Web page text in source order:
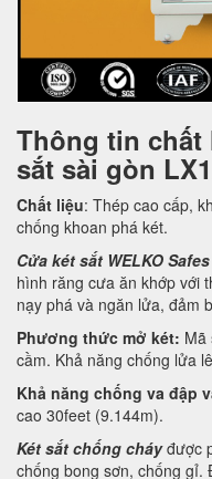
Thông tin chất
sắt sài gòn
Chất liệu: Thép cao cấp,
chống khoan phá két.
Cửa két sắt WELKO Safes
hình răng cưa ăn khớp với
nạy phá và ngăn lửa, đảm
Phương thức mở két: Mã
cầm. Khả năng chống lửa
Khả năng chống va đập
cao 30feet (9.144m).
Két sắt chống cháyđược
chống bong sơn, chống gỉ.